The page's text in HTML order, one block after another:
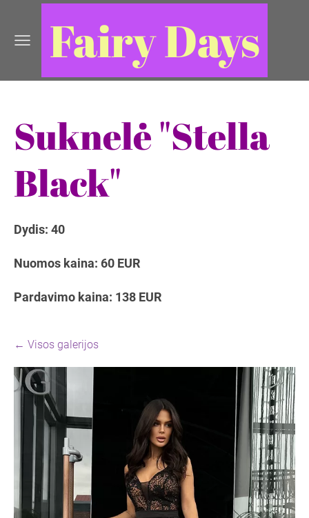
Fairy Days
Suknelė "Stella
Black"
Dydis: 40
Nuomos kaina: 60 EUR
Pardavimo kaina: 138 EUR
Visos galerijos